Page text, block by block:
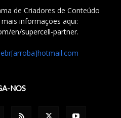
de Criadores de Conteúdo
informações aqui:
en/supercell-partner.
NOS